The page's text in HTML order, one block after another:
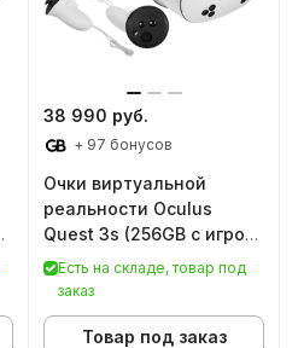
38 990 руб.
+ 97 бонусов
Очки виртуальной
реальности Oculus
Quest 3s (256GB с игрой
Batman Arkham Shadow)
Есть на складе, товар под
заказ
Товар под заказ